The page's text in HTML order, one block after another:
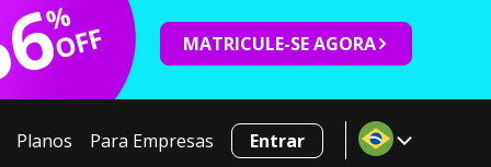
%
OFF MATRICULE-SE AGORA
Planos Para Empresas Entrar